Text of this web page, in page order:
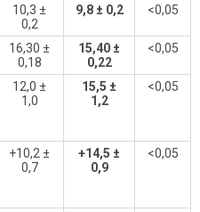
10,3 ±
0,2
9,8 ± 0,2 <0,05
16,30 ±
0,18
15,40 ±
0,22
<0,05
12,0 ±
1,0
15,5 ±
1,2
<0,05
+10,2 ±
0,7
+14,5 ±
0,9
<0,05